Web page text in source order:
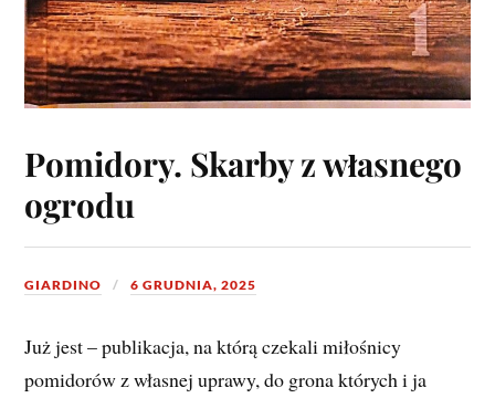
Pomidory. Skarby z własnego
ogrodu
GIARDINO 6 GRUDNIA, 2025
Już jest – publikacja, na którą czekali miłośnicy
pomidorów z własnej uprawy, do grona których i ja